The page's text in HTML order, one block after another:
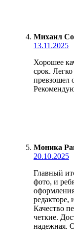
Михаил
13.11.2025
Хорошее
срок. Легко
превзошел
Моника
20.10.2025
Главный
фото, и
редакторе,
Качество
четкие.
надежная.